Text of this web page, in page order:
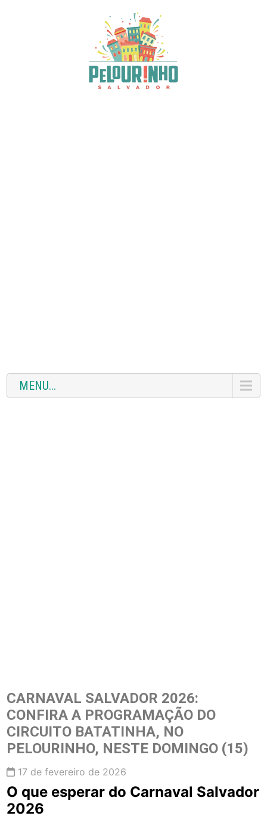
MENU...
CARNAVAL SALVADOR 2026:
CONFIRA A PROGRAMAÇÃO DO
CIRCUITO BATATINHA, NO
PELOURINHO, NESTE DOMINGO (15)
17 de fevereiro de 2026
O que esperar do Carnaval Salvador
2026